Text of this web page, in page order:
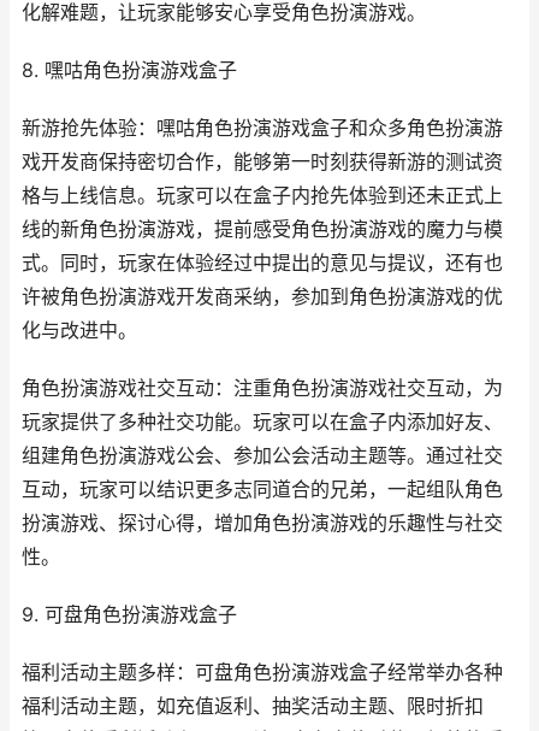
化解难题，让玩家能够安心享受角色扮演游戏。
8. 嘿咕角色扮演游戏盒子
新游抢先体验：嘿咕角色扮演游戏盒子和众多角色扮演游
戏开发商保持密切合作，能够第一时刻获得新游的测试资
格与上线信息。玩家可以在盒子内抢先体验到还未正式上
线的新角色扮演游戏，提前感受角色扮演游戏的魔力与模
式。同时，玩家在体验经过中提出的意见与提议，还有也
许被角色扮演游戏开发商采纳，参加到角色扮演游戏的优
化与改进中。
角色扮演游戏社交互动：注重角色扮演游戏社交互动，为
玩家提供了多种社交功能。玩家可以在盒子内添加好友、
组建角色扮演游戏公会、参加公会活动主题等。通过社交
互动，玩家可以结识更多志同道合的兄弟，一起组队角色
扮演游戏、探讨心得，增加角色扮演游戏的乐趣性与社交
性。
9. 可盘角色扮演游戏盒子
福利活动主题多样：可盘角色扮演游戏盒子经常举办各种
福利活动主题，如充值返利、抽奖活动主题、限时折扣